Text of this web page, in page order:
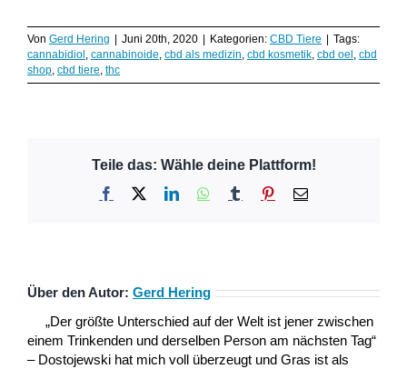
Von Gerd Hering | Juni 20th, 2020 | Kategorien: CBD Tiere | Tags:
cannabidiol, cannabinoide, cbd als medizin, cbd kosmetik, cbd oel, cbd
shop, cbd tiere, thc
Teile das: Wähle deine Plattform!
Facebook LinkedInWhatsApp
Tumblr Pinterest
E-
Über den Autor: Gerd Hering
„Der größte Unterschied auf der Welt ist jener zwischen
einem Trinkenden und derselben Person am nächsten Tag“
– Dostojewski hat mich voll überzeugt und Gras ist als